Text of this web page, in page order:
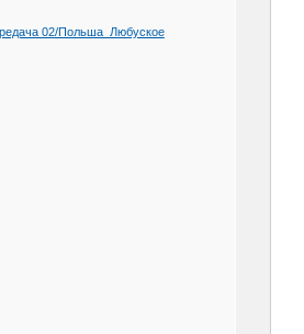
02/Польша_Любуское